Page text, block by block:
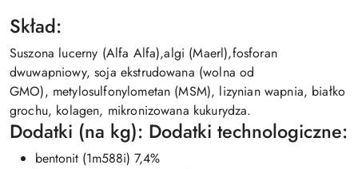
Skład:
Suszona lucerny (Alfa Alfa),algi (Maerl),fosforan
dwuwapniowy, soja ekstrudowana (wolna od
GMO), metylosulfonylometan (MSM), lizynian wapnia, białko
grochu, kolagen, mikronizowana kukurydza.
Dodatki (na kg): Dodatki technologiczne:
bentonit (1m588i) 7,4%